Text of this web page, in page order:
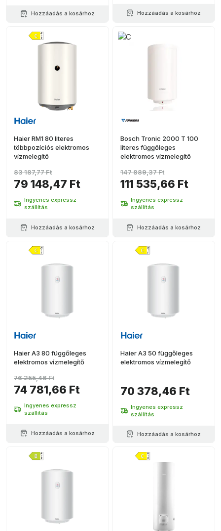
Hozzáadás a kosárhoz Hozzáadás a kosárhoz
Haier RM1 80 literes
többpozíciós elektromos
vízmelegítő
79 148,47 Ft
83 187,77 Ft
Ingyenes expressz
szállítás
Hozzáadás a kosárhoz
Bosch Tronic 2000 T 100
literes függőleges
elektromos vízmelegítő
111 535,66 Ft
147 889,37 Ft
Ingyenes expressz
szállítás
Hozzáadás a kosárhoz
Haier A3 80 függőleges
elektromos vízmelegítő
74 781,66 Ft
76 255,46 Ft
Ingyenes expressz
szállítás
Hozzáadás a kosárhoz
Haier A3 50 függőleges
elektromos vízmelegítő
70 378,46 Ft
Ingyenes expressz
szállítás
Hozzáadás a kosárhoz